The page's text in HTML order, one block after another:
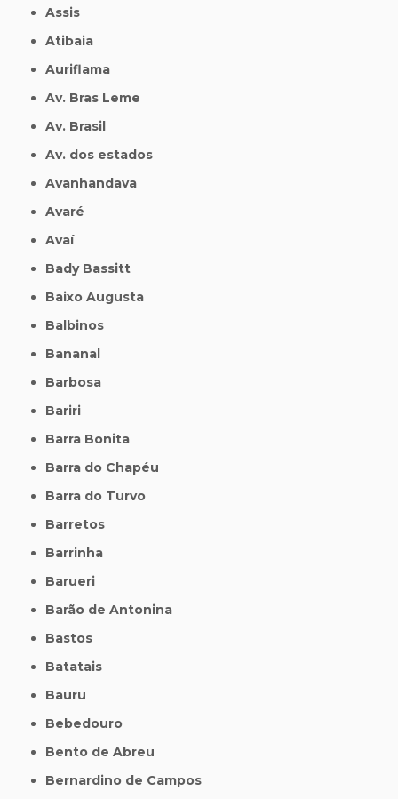
Assis
Atibaia
Auriflama
Av. Bras Leme
Av. Brasil
Av. dos estados
Avanhandava
Avaré
Avaí
Bady Bassitt
Baixo Augusta
Balbinos
Bananal
Barbosa
Bariri
Barra Bonita
Barra do Chapéu
Barra do Turvo
Barretos
Barrinha
Barueri
Barão de Antonina
Bastos
Batatais
Bauru
Bebedouro
Bento de Abreu
Bernardino de Campos